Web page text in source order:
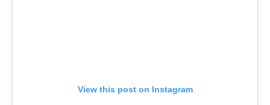
View this post on Instagram